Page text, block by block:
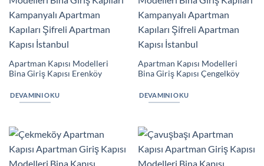
Apartman Kapısı Modelleri
Bina Giriş Kapısı Erenköy
DEVAMINI OKU
Apartman Kapısı Modelleri
Bina Giriş Kapısı Çengelköy
DEVAMINI OKU